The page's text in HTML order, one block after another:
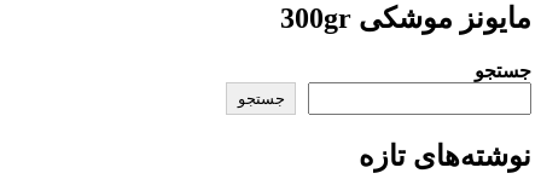
مایونز موشکی 300gr
جستجو
جستجو
نوشته‌های تازه